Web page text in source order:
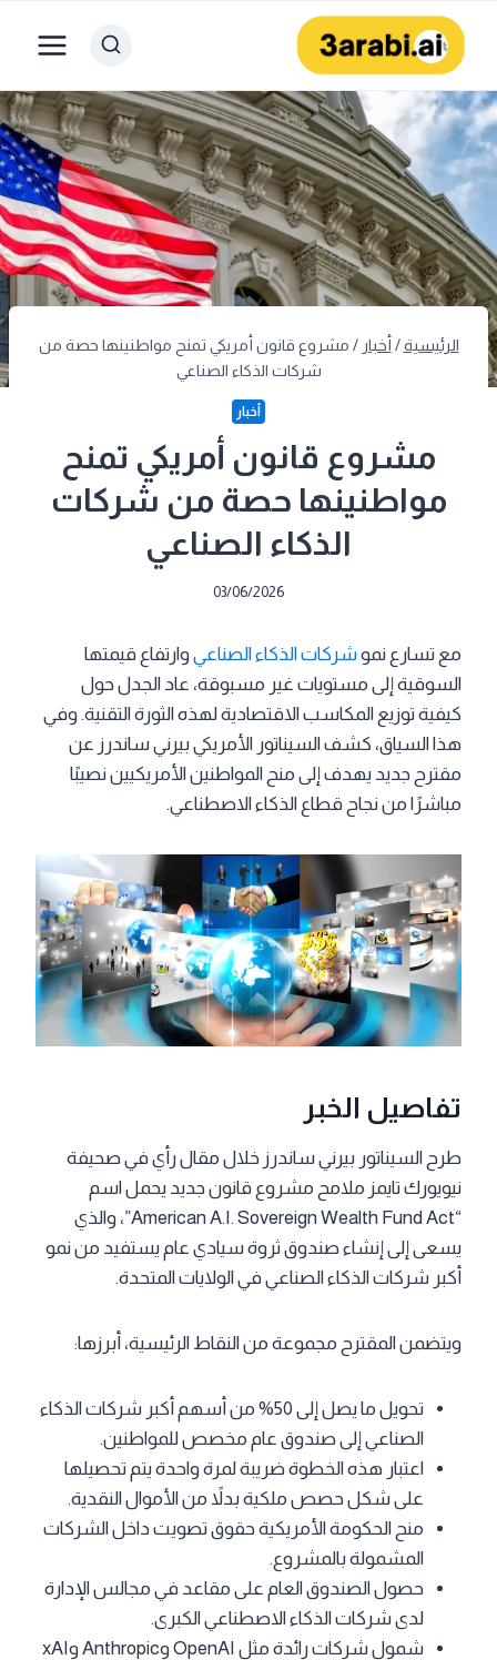
المحتوى
الرئيسية / أخبار / مشروع قانون أمريكي تمنح مواطنينها حصة من
شركات الذكاء الصناعي
أخبار
مشروع قانون أمريكي تمنح
مواطنينها حصة من شركات
الذكاء الصناعي
03/06/2026
مع تسارع نموشركات الذكاء الصناعيوارتفاع قيمتها
السوقية إلى مستويات غير مسبوقة، عاد الجدل حول
كيفية توزيع المكاسب الاقتصادية لهذه الثورة التقنية. وفي
هذا السياق، كشف السيناتور الأمريكي بيرني ساندرز عن
مقترح جديد يهدف إلى منح المواطنين الأمريكيين نصيبًا
مباشرًا من نجاح قطاع الذكاء الاصطناعي.
تفاصيل الخبر
طرح السيناتور بيرني ساندرز خلال مقال رأي في صحيفة
نيويورك تايمز ملامح مشروع قانون جديد يحمل اسم
“American A.I. Sovereign Wealth Fund Act”، والذي
يسعى إلى إنشاء صندوق ثروة سيادي عام يستفيد من نمو
أكبر شركات الذكاء الصناعي في الولايات المتحدة.
ويتضمن المقترح مجموعة من النقاط الرئيسية، أبرزها:
تحويل ما يصل إلى 50% من أسهم أكبر شركات الذكاء
الصناعي إلى صندوق عام مخصص للمواطنين.
اعتبار هذه الخطوة ضريبة لمرة واحدة يتم تحصيلها
على شكل حصص ملكية بدلاً من الأموال النقدية.
منح الحكومة الأمريكية حقوق تصويت داخل الشركات
المشمولة بالمشروع.
حصول الصندوق العام على مقاعد في مجالس الإدارة
لدى شركات الذكاء الاصطناعي الكبرى.
شمول شركات رائدة مثل OpenAI وAnthropic وxAI